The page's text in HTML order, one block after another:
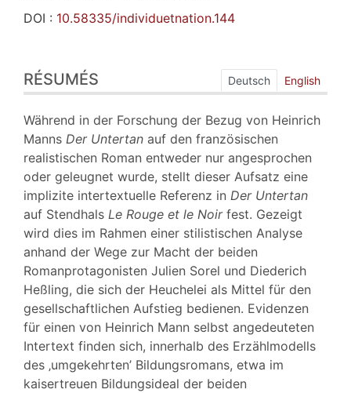
DOI : 10.58335/individuetnation.144
Index
Plan
Texte
Bibliographie
Notes
Citer cet article
Auteur
RÉSUMÉS Deutsch English
Während in der Forschung der Bezug von Heinrich
Manns Der Untertan auf den französischen
realistischen Roman entweder nur angesprochen
oder geleugnet wurde, stellt dieser Aufsatz eine
implizite intertextuelle Referenz in Der Untertan
auf Stendhals Le Rouge et le Noirfest. Gezeigt
wird dies im Rahmen einer stilistischen Analyse
anhand der Wege zur Macht der beiden
Romanprotagonisten Julien Sorel und Diederich
Heßling, die sich der Heuchelei als Mittel für den
gesellschaftlichen Aufstieg bedienen. Evidenzen
für einen von Heinrich Mann selbst angedeuteten
Intertext finden sich, innerhalb des Erzählmodells
des ‚umgekehrten’ Bildungsromans, etwa im
kaisertreuen Bildungsideal der beiden